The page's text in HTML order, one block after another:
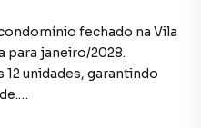
fechado na Vila
para janeiro/2028.
unidades, garantindo